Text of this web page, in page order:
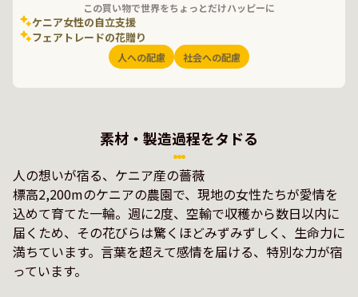
この買い物で世界をちょっとだけハッピーに
ケニア女性の自立支援
フェアトレードの花贈り
人への配慮 社会への配慮
素材・製造過程をタドる
人の想いが宿る、ケニア産の薔薇
標高2,200mのケニアの農園で、現地の女性たちが愛情を
込めて育てた一輪。週に2度、空輸で収穫から数日以内に
届くため、その花びらは驚くほどみずみずしく、生命力に
満ちています。言葉を超えて感情を届ける、特別な力が宿
っています。